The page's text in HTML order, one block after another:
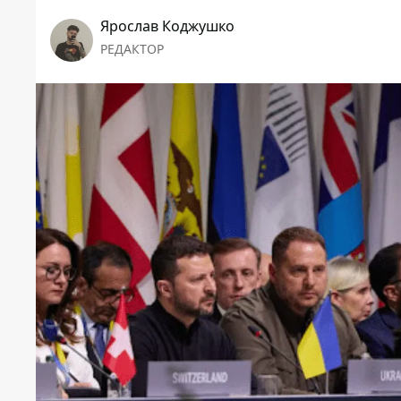
Ярослав Коджушко
РЕДАКТОР